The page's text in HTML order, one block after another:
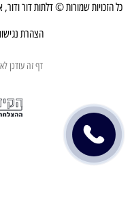
כל הזכויות שמורות © דלתות דור
הצהרת
דף זה עודכן